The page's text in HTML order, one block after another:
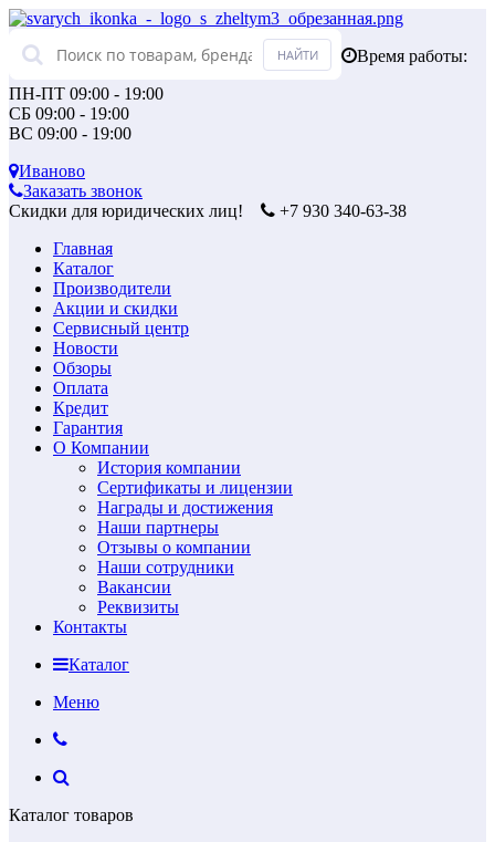
Время работы:
ПН-ПТ 09:00 - 19:00
СБ 09:00 - 19:00
ВС 09:00 - 19:00
Иваново
Заказать звонок
Скидки для юридических лиц!
+7 930 340-63-38
Главная
Каталог
Производители
Акции и скидки
Сервисный центр
Новости
Обзоры
Оплата
Кредит
Гарантия
О Компании
История компании
Сертификаты и лицензии
Награды и достижения
Наши партнеры
Отзывы о компании
Наши сотрудники
Вакансии
Реквизиты
Контакты
Каталог
Меню
Каталог товаров